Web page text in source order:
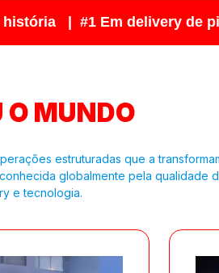
| #1 Em delivery de
O MUNDO
estruturadas que a
globalmente pela qualidade
e tecnologia.